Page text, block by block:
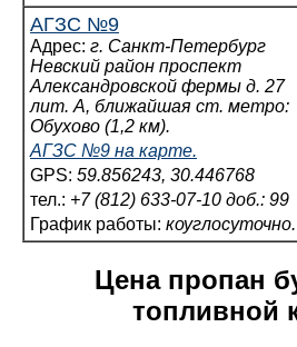
АГЗС №9
Адрес: г. Санкт-Петербург
Невский район проспект
Александровской фермы д. 27
лит. А, ближайшая ст. метро:
Обухово (1,2 км).
АГЗС №9 на карте.
GPS: 59.856243, 30.446768
тел.: +7 (812) 633-07-10 доб.: 99
График работы: коуглосуточно.
Цена пропан
топливной